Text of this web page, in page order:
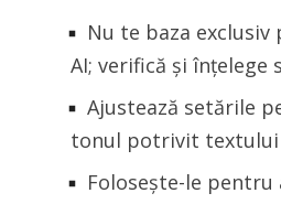
Nu te baza
AI; verifică și înțelege
Ajustează setările
tonul potrivit textului
Folosește-le pentru